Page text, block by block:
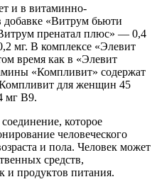
и в витаминно-
добавке «Витрум бьюти
пренатал плюс» — 0,4
мг. В комплексе «Элевит
время как в «Элевит
«Компливит» содержат
для женщин 45
мг В9.
которое
человеческого
и пола. Человек может
средств,
и продуктов питания.